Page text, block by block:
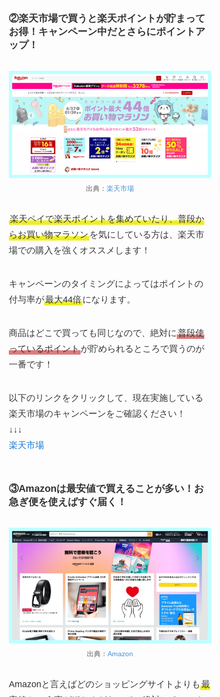
②楽天市場で買うと楽天ポイントが貯まって
お得！キャンペーン中だとさらにポイントア
ップ！
出典： 楽天市場
楽天ペイで楽天ポイントを集めていたり、普段か
らお買い物マラソンを気にしている方は、楽天市
場での購入を強くオススメします！
キャンペーンのタイミングによってはポイントの
付与率が最大44倍になります。
商品はどこで買っても同じなので、絶対に普段使
っているポイントが貯められるところで買うのが
一番です！
以下のリンクをクリックして、現在実施している
楽天市場のキャンペーンをご確認ください！
↓↓↓
楽天市場
③Amazonは最安値で買えることが多い！お
急ぎ便を使えばすぐ届く！
出典： Amazon
Amazonと言えばどのショッピングサイトよりも 最